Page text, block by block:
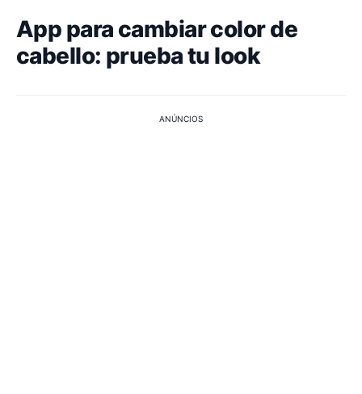
App para cambiar color de
cabello: prueba tu look
ANÚNCIOS